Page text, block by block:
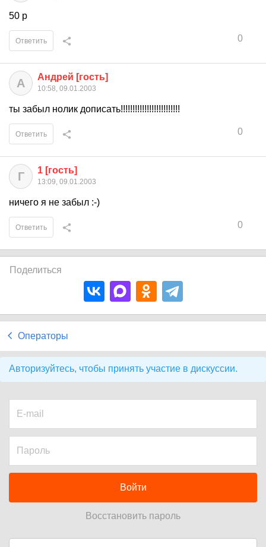
50 р
0
Ответить
А Андрей [гость]
10:58, 09.01.2003
ты забыл нолик дописать!!!!!!!!!!!!!!!!!!!!!!!!!
0
Ответить
Г 1 [гость]
13:09, 09.01.2003
ничего я не забыл :-)
0
Ответить
Поделиться
Операторы
Авторизуйтесь, чтобы принять участие в дискуссии.
Войти
Восстановить пароль